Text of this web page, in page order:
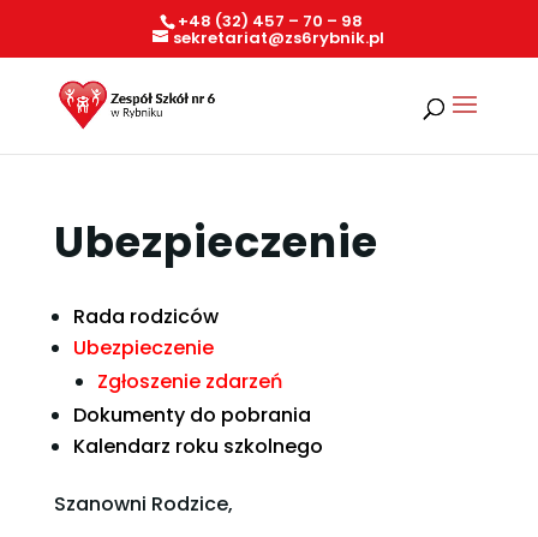
+48 (32) 457 – 70 – 98
sekretariat@zs6rybnik.pl
Ubezpieczenie
Rada rodziców
Ubezpieczenie
Zgłoszenie zdarzeń
Dokumenty do pobrania
Kalendarz roku szkolnego
Szanowni Rodzice,